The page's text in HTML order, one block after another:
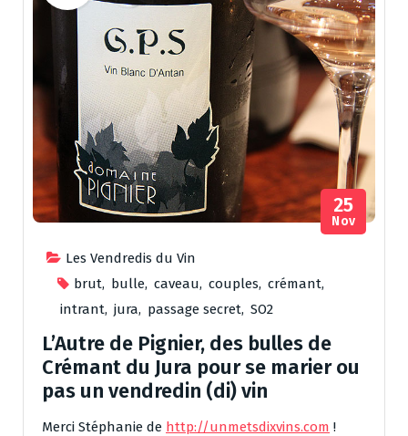
Les Vendredis du Vin
brut, bulle, caveau, couples, crémant,
intrant, jura, passage secret, SO2
25
Nov
L’Autre de Pignier, des bulles de
Crémant du Jura pour se marier ou
pas un vendredin (di) vin
Merci Stéphanie de http://unmetsdixvins.com !